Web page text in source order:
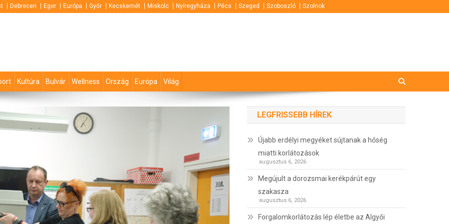
Debrecen Eger Európa Győr Kecskemét Miskolc Nyíregyháza Pécs Szeged Szoboszló Szolnok
Kultúra Bulvár Wellness Ország Európa Világ
LEGFRISSEBB HÍREK
Újabb erdélyi megyéket sújtanak a hőség
miatti korlátozások
augusztus 6, 2026
Megújult a dorozsmai kerékpárút egy
szakasza
augusztus 6, 2026
Forgalomkorlátozás lép életbe az Algyői